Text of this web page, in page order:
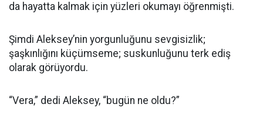
da hayatta kalmak için yüzleri okumayı öğrenmişti.
Şimdi Aleksey’nin yorgunluğunu sevgisizlik;
şaşkınlığını küçümseme; suskunluğunu terk ediş
olarak görüyordu.
“Vera,” dedi Aleksey, “bugün ne oldu?”